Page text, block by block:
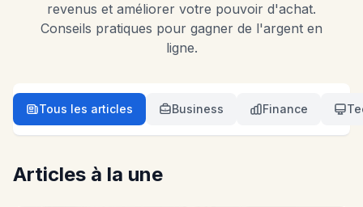
revenus et améliorer votre pouvoir d'achat.
Conseils pratiques pour gagner de l'argent en
ligne.
Tous les articles Business Finance
Articles à la une